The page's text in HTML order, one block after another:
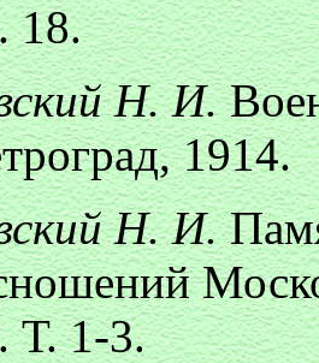
18.
Н. И.
1914.
Н. И.
Т. 1-3.